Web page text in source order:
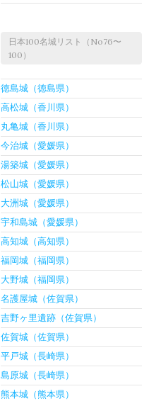
日本100名城リスト（No76〜
100）
徳島城（徳島県）
高松城（香川県）
丸亀城（香川県）
今治城（愛媛県）
湯築城（愛媛県）
松山城（愛媛県）
大洲城（愛媛県）
宇和島城（愛媛県）
高知城（高知県）
福岡城（福岡県）
大野城（福岡県）
名護屋城（佐賀県）
吉野ヶ里遺跡（佐賀県）
佐賀城（佐賀県）
平戸城（長崎県）
島原城（長崎県）
熊本城（熊本県）